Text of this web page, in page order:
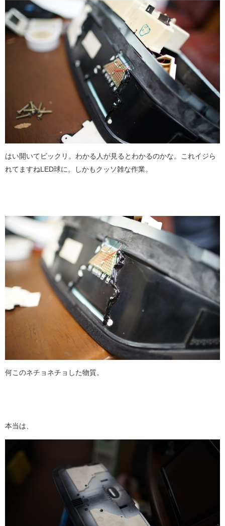
はい開いてビックリ。わかる人が見るとわかるのかな。これイジら
れてますねLED球に。しかもクッソ雑な作業。
何このネチョネチョした物質。
本当は、